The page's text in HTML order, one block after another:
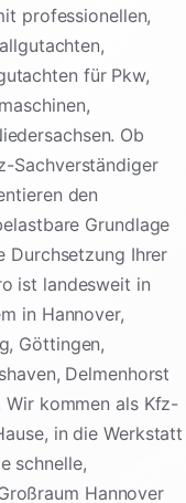
professionellen,
für Pkw,
Ob
Sachverständiger
den
Grundlage
Durchsetzung Ihrer
ist landesweit in
in Hannover,
Göttingen,
Delmenhorst
kommen als Kfz-
in die Werkstatt
schnelle,
Hannover